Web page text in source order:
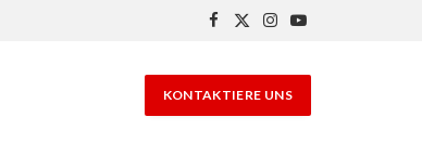
Facebook
X
Instagram
YouTube
KONTAKTIERE UNS